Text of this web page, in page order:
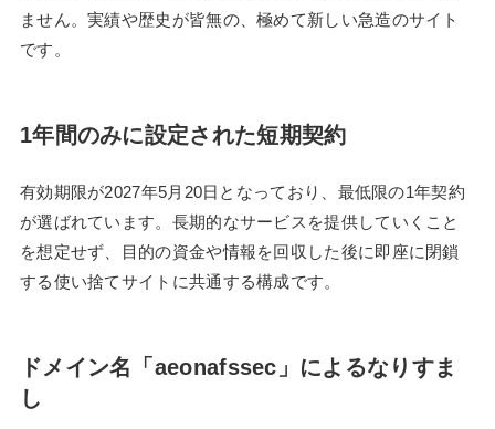
ません。実績や歴史が皆無の、極めて新しい急造のサイト
です。
1年間のみに設定された短期契約
有効期限が2027年5月20日となっており、最低限の1年契約
が選ばれています。長期的なサービスを提供していくこと
を想定せず、目的の資金や情報を回収した後に即座に閉鎖
する使い捨てサイトに共通する構成です。
ドメイン名「aeonafssec」によるなりすま
し